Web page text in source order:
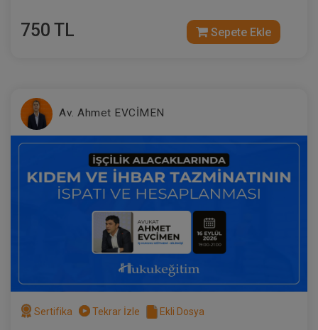
360 TL
Tüketici Hukuku Enstitüsü
750 TL Sepete Ekle
Av. Ahmet EVCİMEN
Sertifika Tekrar İzle Ekli Dosya